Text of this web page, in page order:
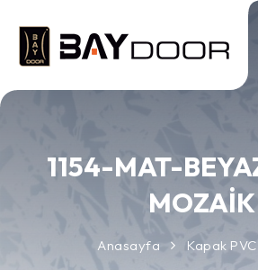
1154-MAT-
MOZAİK
Anasayfa Kapak